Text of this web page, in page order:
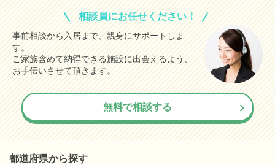
相談員にお任せください！
事前相談から入居まで、親身にサポートしま
す。
ご家族含めて納得できる施設に出会えるよう、
お手伝いさせて頂きます。
無料で相談する
都道府県から探す